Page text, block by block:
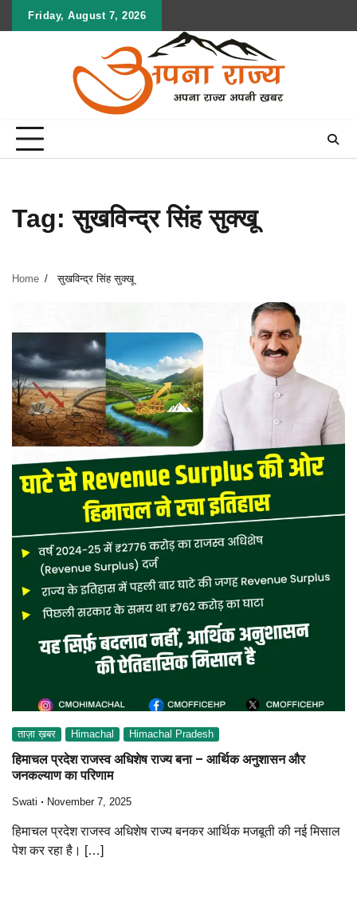
Friday, August 7, 2026
Tag:सुखविन्द्र सिंह सुक्खू
Home सुखविन्द्र सिंह सुक्खू
ताज़ा ख़बर Himachal Himachal Pradesh
हिमाचल प्रदेश राजस्व अधिशेष राज्य बना – आर्थिक अनुशासन और
जनकल्याण का परिणाम
Swati November 7, 2025
हिमाचल प्रदेश राजस्व अधिशेष राज्य बनकर आर्थिक मजबूती की नई मिसाल
पेश कर रहा है। […]